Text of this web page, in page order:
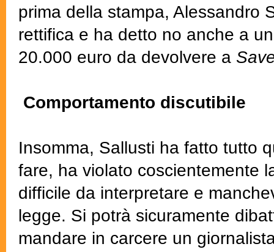
prima della stampa, Alessandro
rettifica e ha detto no anche a
20.000 euro da devolvere a
Comportamento discutibile
Insomma, Sallusti ha fatto tutto
fare, ha violato coscientemente
difficile da interpretare e
legge. Si potrà sicuramente
mandare in carcere un